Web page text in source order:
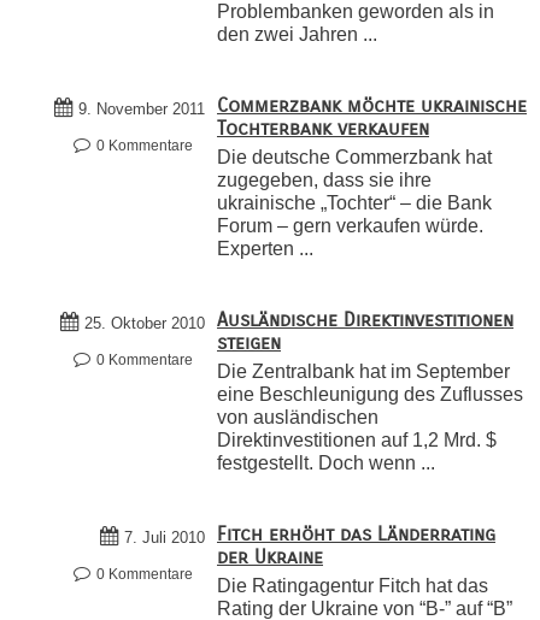
Problembanken geworden als in
den zwei Jahren ...
9. November 2011
0 Kommentare
Commerzbank möchte ukrainische
Tochterbank verkaufen
Die deutsche Commerzbank hat
zugegeben, dass sie ihre
ukrainische „Tochter“ – die Bank
Forum – gern verkaufen würde.
Experten ...
25. Oktober 2010
0 Kommentare
Ausländische Direktinvestitionen
steigen
Die Zentralbank hat im September
eine Beschleunigung des Zuflusses
von ausländischen
Direktinvestitionen auf 1,2 Mrd. $
festgestellt. Doch wenn ...
7. Juli 2010
0 Kommentare
Fitch erhöht das Länderrating
der Ukraine
Die Ratingagentur Fitch hat das
Rating der Ukraine von “B-” auf “B”